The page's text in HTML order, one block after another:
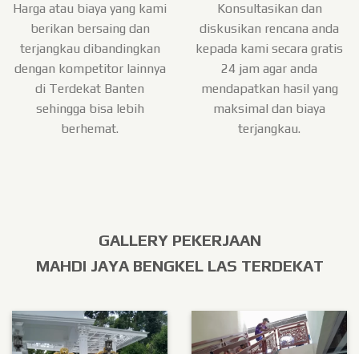
Harga atau biaya yang kami
berikan bersaing dan
terjangkau dibandingkan
dengan kompetitor lainnya
di Terdekat Banten
sehingga bisa lebih
berhemat.
Konsultasikan dan
diskusikan rencana anda
kepada kami secara gratis
24 jam agar anda
mendapatkan hasil yang
maksimal dan biaya
terjangkau.
GALLERY PEKERJAAN
MAHDI JAYA BENGKEL LAS TERDEKAT